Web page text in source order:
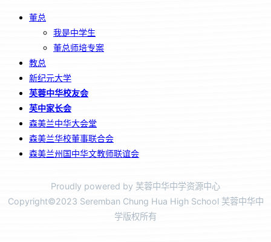
董总
我是中学生
董总师培专案
教总
新纪元大学
芙蓉中华校友会
芙中家长会
森美兰中华大会堂
森美兰华校董事联合会
森美兰州国中华文教师联谊会
Proudly powered by 芙蓉中华中学资源中心
Copyright©2023 Seremban Chung Hua High School 芙蓉中华中
学版权所有